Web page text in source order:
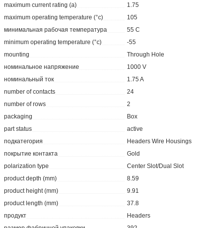
maximum current rating (a)
1.75
maximum operating temperature (°c)
105
минимальная рабочая температура
55 C
minimum operating temperature (°c)
-55
mounting
Through Hole
номинальное напряжение
1000 V
номинальный ток
1.75 A
number of contacts
24
number of rows
2
packaging
Box
part status
active
подкатегория
Headers Wire Housings
покрытие контакта
Gold
polarization type
Center Slot/Dual Slot
product depth (mm)
8.59
product height (mm)
9.91
product length (mm)
37.8
продукт
Headers